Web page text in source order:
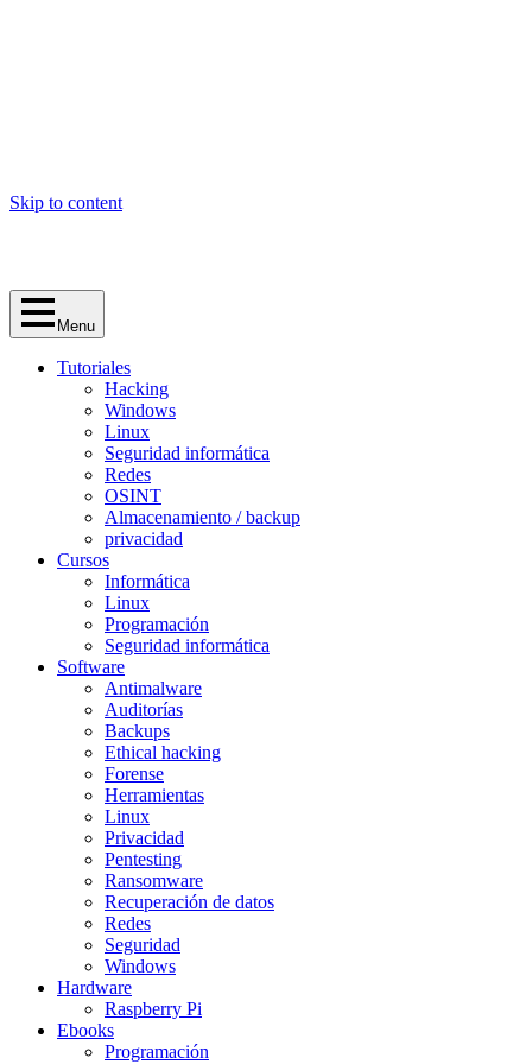
Skip to content
Menu
Tutoriales
Hacking
Windows
Linux
Seguridad informática
Redes
OSINT
Almacenamiento / backup
privacidad
Cursos
Informática
Linux
Programación
Seguridad informática
Software
Antimalware
Auditorías
Backups
Ethical hacking
Forense
Herramientas
Linux
Privacidad
Pentesting
Ransomware
Recuperación de datos
Redes
Seguridad
Windows
Hardware
Raspberry Pi
Ebooks
Programación